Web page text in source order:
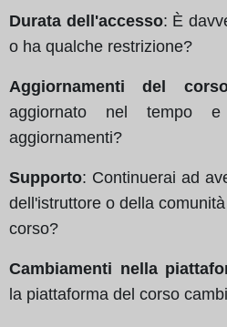
Durata dell'accesso: È
o ha qualche restrizione?
Aggiornamenti del
aggiornato nel tempo
aggiornamenti?
Supporto: Continuerai ad
dell'istruttore o della
corso?
Cambiamenti nella
la piattaforma del corso